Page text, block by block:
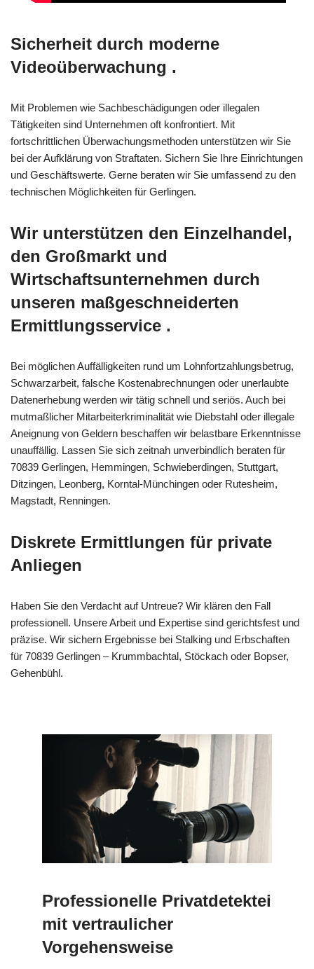
Sicherheit durch moderne
Videoüberwachung .
Mit Problemen wie Sachbeschädigungen oder illegalen
Tätigkeiten sind Unternehmen oft konfrontiert. Mit
fortschrittlichen Überwachungsmethoden unterstützen wir Sie
bei der Aufklärung von Straftaten. Sichern Sie Ihre Einrichtungen
und Geschäftswerte. Gerne beraten wir Sie umfassend zu den
technischen Möglichkeiten für Gerlingen.
Wir unterstützen den Einzelhandel,
den Großmarkt und
Wirtschaftsunternehmen durch
unseren maßgeschneiderten
Ermittlungsservice .
Bei möglichen Auffälligkeiten rund um Lohnfortzahlungsbetrug,
Schwarzarbeit, falsche Kostenabrechnungen oder unerlaubte
Datenerhebung werden wir tätig schnell und seriös. Auch bei
mutmaßlicher Mitarbeiterkriminalität wie Diebstahl oder illegale
Aneignung von Geldern beschaffen wir belastbare Erkenntnisse
unauffällig. Lassen Sie sich zeitnah unverbindlich beraten für
70839 Gerlingen, Hemmingen, Schwieberdingen, Stuttgart,
Ditzingen, Leonberg, Korntal-Münchingen oder Rutesheim,
Magstadt, Renningen.
Diskrete Ermittlungen für private
Anliegen
Haben Sie den Verdacht auf Untreue? Wir klären den Fall
professionell. Unsere Arbeit und Expertise sind gerichtsfest und
präzise. Wir sichern Ergebnisse bei Stalking und Erbschaften
für 70839 Gerlingen – Krummbachtal, Stöckach oder Bopser,
Gehenbühl.
Professionelle Privatdetektei
mit vertraulicher
Vorgehensweise